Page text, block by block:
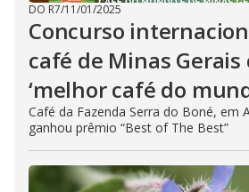
DO R7/11/01/2025
Concurso
café de Minas Gerais
‘melhor café do
Café da Fazenda Serra do Boné, em
ganhou prêmio “Best of The Best”